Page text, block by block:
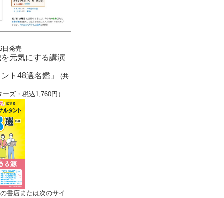
日発売
を元気にする講演
ト48選名鑑」 (共
ズ・税込1,760円）
書店または次のサイ